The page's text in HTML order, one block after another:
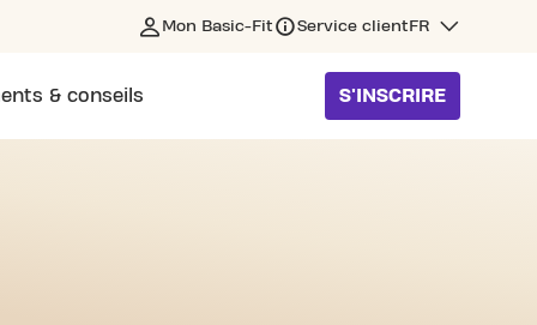
Mon Basic-Fit Service client FR
& conseils S'INSCRIRE